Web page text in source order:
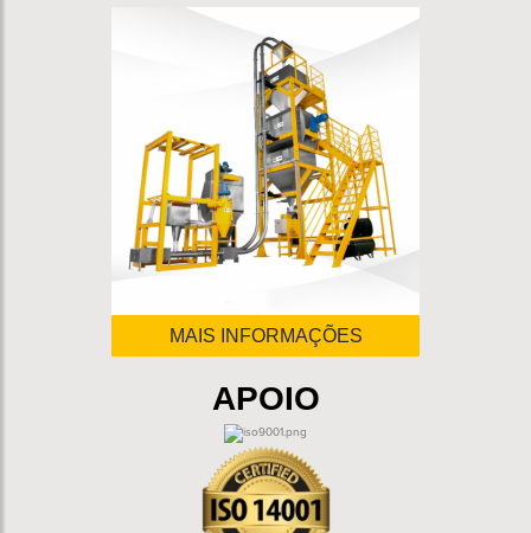
Bico para saco valvulado
Bico para saco de boa aberta
Seladora acoplada
Costuradeira acoplada
MAIS INFORMAÇÕES
APOIO